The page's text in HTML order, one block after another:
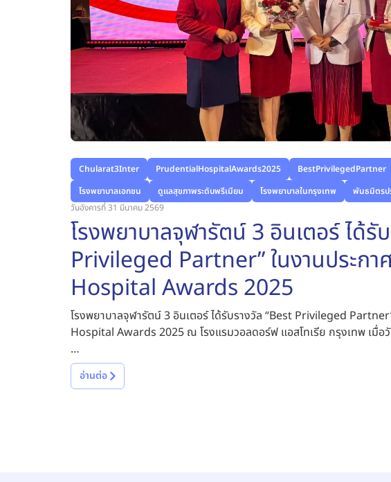
Chularat3Inter PrudentialHospitalAwards2025 BestPrivilegedPartner
โรงพยาบาลเอกชน
ดูแลสุขภาพระดับพรีเมียม โรงพยาบาลในกรุงเทพ พันธมิตรป
วันอังคารที่ 31 มีนาคม 2569
โรงพยาบาลจุฬารัตน์ 3 อินเตอร์ ได้รั
Privileged Partner” ในงานประก
Hospital Awards 2025
โรงพยาบาลจุฬารัตน์ 3 อินเตอร์ ได้รับรางวัล “Best Privileged
Hospital Awards 2025 ณ โรงแรมวอลดอร์ฟ แอสโทเรีย กรุงเทพ เมื่
โดยมี พญ.รุ่งอรุณ สันทัดกลการ ผู้อำนวยการโรงพยาบาลบางจุฬารัตน์ 3 อิ
อ่านต่อ